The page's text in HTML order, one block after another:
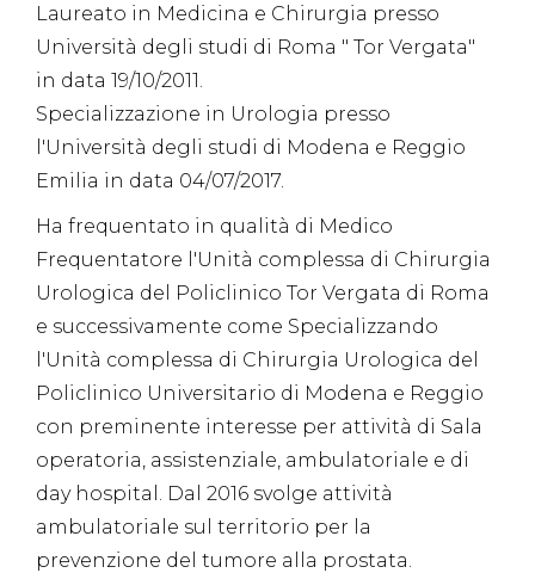
Laureato in Medicina e Chirurgia presso
Università degli studi di Roma " Tor Vergata"
in data 19/10/2011.
Specializzazione in Urologia presso
l'Università degli studi di Modena e Reggio
Emilia in data 04/07/2017.
Ha frequentato in qualità di Medico
Frequentatore l'Unità complessa di Chirurgia
Urologica del Policlinico Tor Vergata di Roma
e successivamente come Specializzando
l'Unità complessa di Chirurgia Urologica del
Policlinico Universitario di Modena e Reggio
con preminente interesse per attività di Sala
operatoria, assistenziale, ambulatoriale e di
day hospital. Dal 2016 svolge attività
ambulatoriale sul territorio per la
prevenzione del tumore alla prostata.